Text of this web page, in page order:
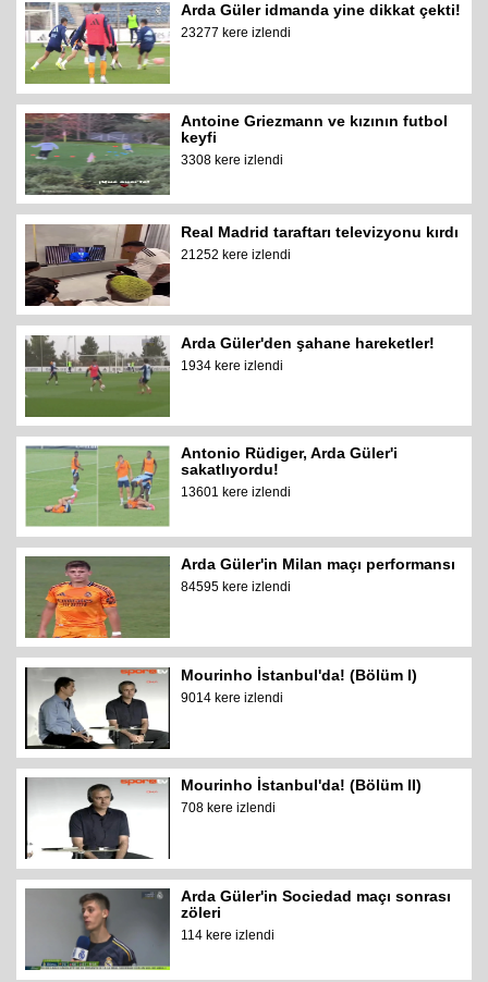
Arda Güler idmanda yine dikkat çekti!
23277 kere izlendi
Antoine Griezmann ve kızının futbol
keyfi
3308 kere izlendi
Real Madrid taraftarı televizyonu kırdı
21252 kere izlendi
Arda Güler'den şahane hareketler!
1934 kere izlendi
Antonio Rüdiger, Arda Güler'i
sakatlıyordu!
13601 kere izlendi
Arda Güler'in Milan maçı performansı
84595 kere izlendi
Mourinho İstanbul'da! (Bölüm I)
9014 kere izlendi
Mourinho İstanbul'da! (Bölüm II)
708 kere izlendi
Arda Güler'in Sociedad maçı sonrası
zöleri
114 kere izlendi